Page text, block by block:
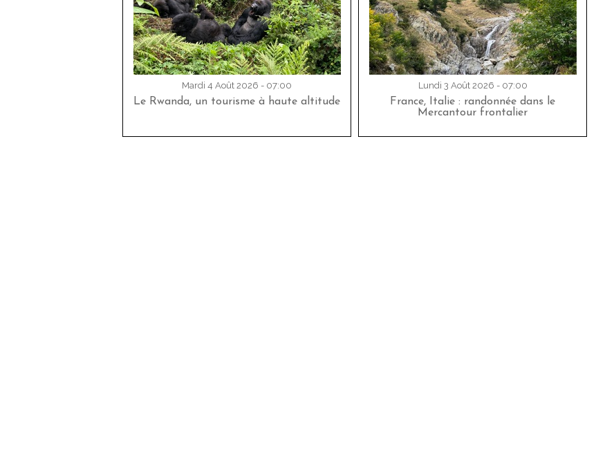
Mardi 4 Août 2026 - 07:00
Le Rwanda, un tourisme à haute altitude
Lundi 3 Août 2026 - 07:00
France, Italie : randonnée dans le
Mercantour frontalier